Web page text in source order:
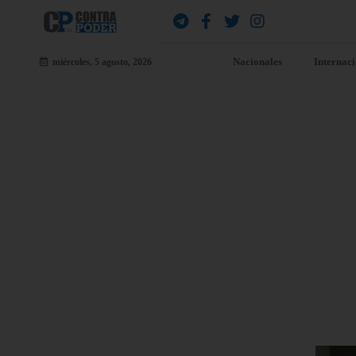
miércoles, 5 agosto, 2026 Nacionales